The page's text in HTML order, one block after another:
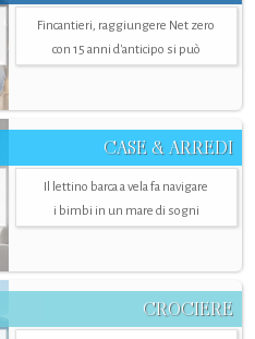
Fincantieri, raggiungere Net zero
con 15 anni d'anticipo si può
CASE & ARREDI
Il lettino barca a vela fa navigare
i bimbi in un mare di sogni
CROCIERE